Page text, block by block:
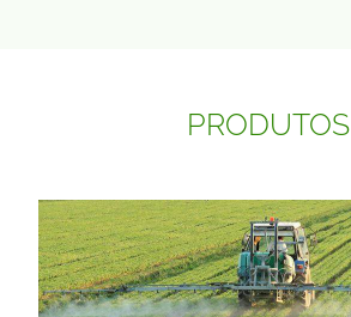
PRODUTOS